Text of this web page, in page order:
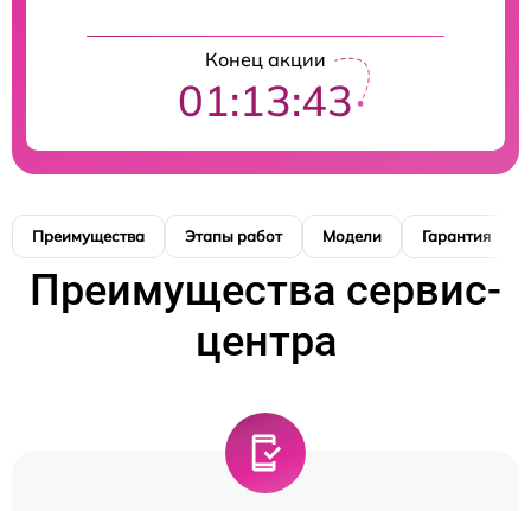
Конец акции
01:13:42
Преимущества Этапы работ Модели Гарантия
Преимущества сервис-
центра